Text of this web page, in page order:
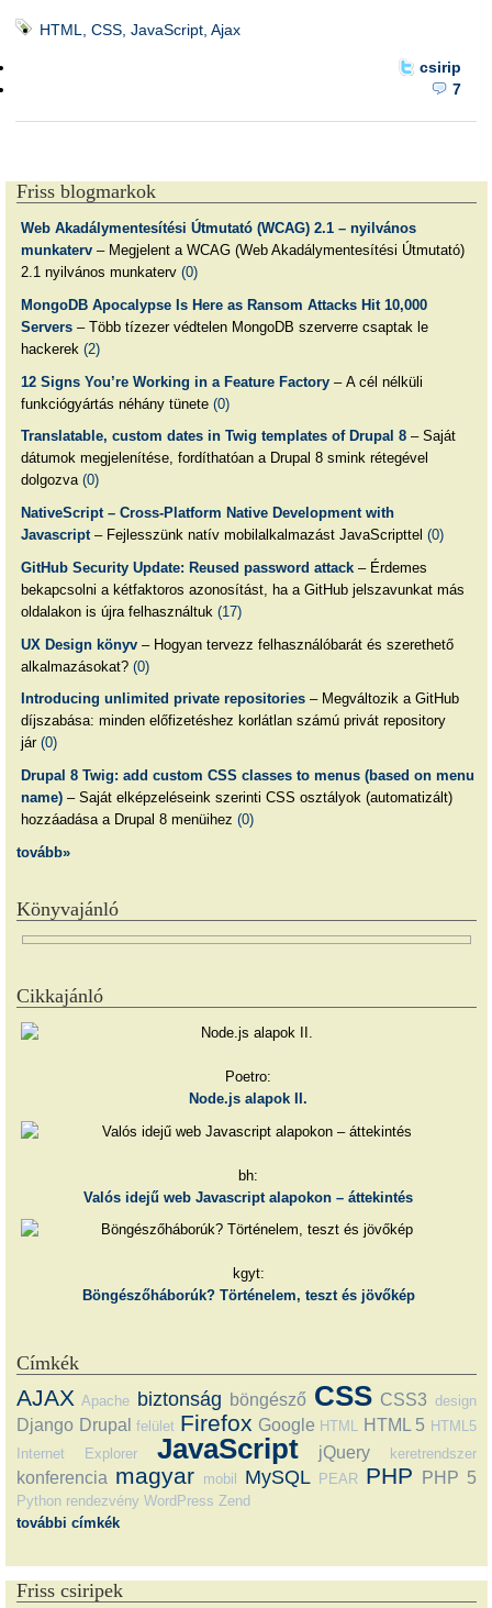
HTML, CSS, JavaScript, Ajax
csirip
7
Friss blogmarkok
Web Akadálymentesítési Útmutató (WCAG) 2.1 – nyilvános
munkaterv– Megjelent a WCAG (Web Akadálymentesítési Útmutató)
2.1 nyilvános munkaterv (0)
MongoDB Apocalypse Is Here as Ransom Attacks Hit 10,000
Servers– Több tízezer védtelen MongoDB szerverre csaptak le
hackerek (2)
12 Signs You’re Working in a Feature Factory– A cél nélküli
funkciógyártás néhány tünete (0)
Translatable, custom dates in Twig templates of Drupal 8– Saját
dátumok megjelenítése, fordíthatóan a Drupal 8 smink rétegével
dolgozva (0)
NativeScript – Cross-Platform Native Development with
Javascript– Fejlesszünk natív mobilalkalmazást JavaScripttel (0)
GitHub Security Update: Reused password attack– Érdemes
bekapcsolni a kétfaktoros azonosítást, ha a GitHub jelszavunkat más
oldalakon is újra felhasználtuk (17)
UX Design könyv– Hogyan tervezz felhasználóbarát és szerethető
alkalmazásokat? (0)
Introducing unlimited private repositories– Megváltozik a GitHub
díjszabása: minden előfizetéshez korlátlan számú privát repository
jár (0)
Drupal 8 Twig: add custom CSS classes to menus (based on menu
name)– Saját elképzeléseink szerinti CSS osztályok (automatizált)
hozzáadása a Drupal 8 menüihez (0)
tovább»
Könyvajánló
Cikkajánló
Poetro:
Node.js alapok II.
bh:
Valós idejű web Javascript alapokon – áttekintés
kgyt:
Böngészőháborúk? Történelem, teszt és jövőkép
Címkék
AJAX Apache biztonság böngésző CSS CSS3 design
Django Drupal felület Firefox Google HTML HTML 5 HTML5
Internet Explorer
JavaScript jQuery keretrendszer
konferencia magyar mobil MySQL PEAR PHP PHP 5
Python rendezvény WordPress Zend
további címkék
Friss csiripek